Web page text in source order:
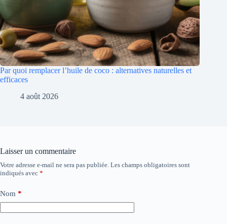
Par quoi remplacer l’huile de coco : alternatives naturelles et
efficaces
4 août 2026
Laisser un commentaire
Votre adresse e-mail ne sera pas publiée. Les champs obligatoires sont
indiqués avec *
Nom *